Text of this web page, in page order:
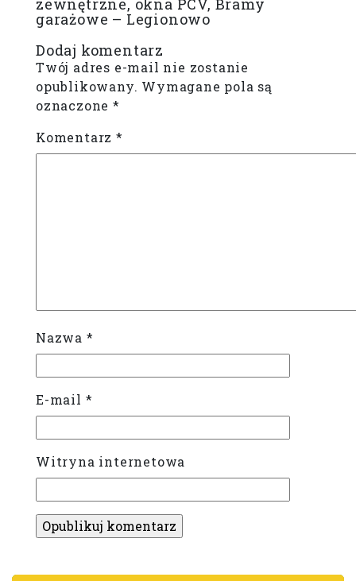
zewnętrzne, okna PCV, Bramy
garażowe – Legionowo
Dodaj komentarz
Twój adres e-mail nie zostanie
opublikowany. Wymagane pola są
oznaczone*
Komentarz*
Nazwa *
E-mail *
Witryna internetowa